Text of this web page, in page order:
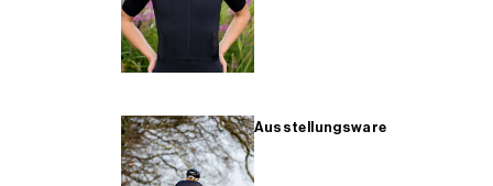
Ausstellungsware